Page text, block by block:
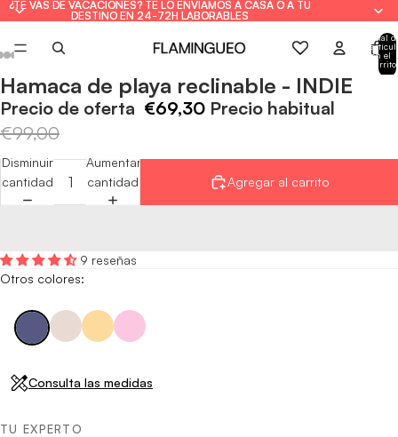
¿TE VAS DE VACACIONES? TE LO ENVIAMOS A CASA O A TU
DESTINO EN 24-72H LABORABLES
¿TE VAS DE VACACIONES? TE LO ENVIAMOS A CASA O A TU
DESTINO EN 24-72H LABORABLES
Total
en el
carrito:
Abrir
imagen
pantalla
completa
Abrir
imagen
pantalla
completa
Abrir
imagen
pantalla
completa
Abrir
imagen
pantalla
completa
Abrir
imagen
pantalla
completa
Abrir
imagen
pantalla
completa
Abrir
imagen
pantalla
completa
Hamaca de playa reclinable - INDIE
Precio de oferta €69,30 Precio habitual
€99,00
Disminuir
cantidad
Aumentar
cantidad
Agregar al carrito
9 reseñas
Otros colores:
Consulta las medidas
TU EXPERTO